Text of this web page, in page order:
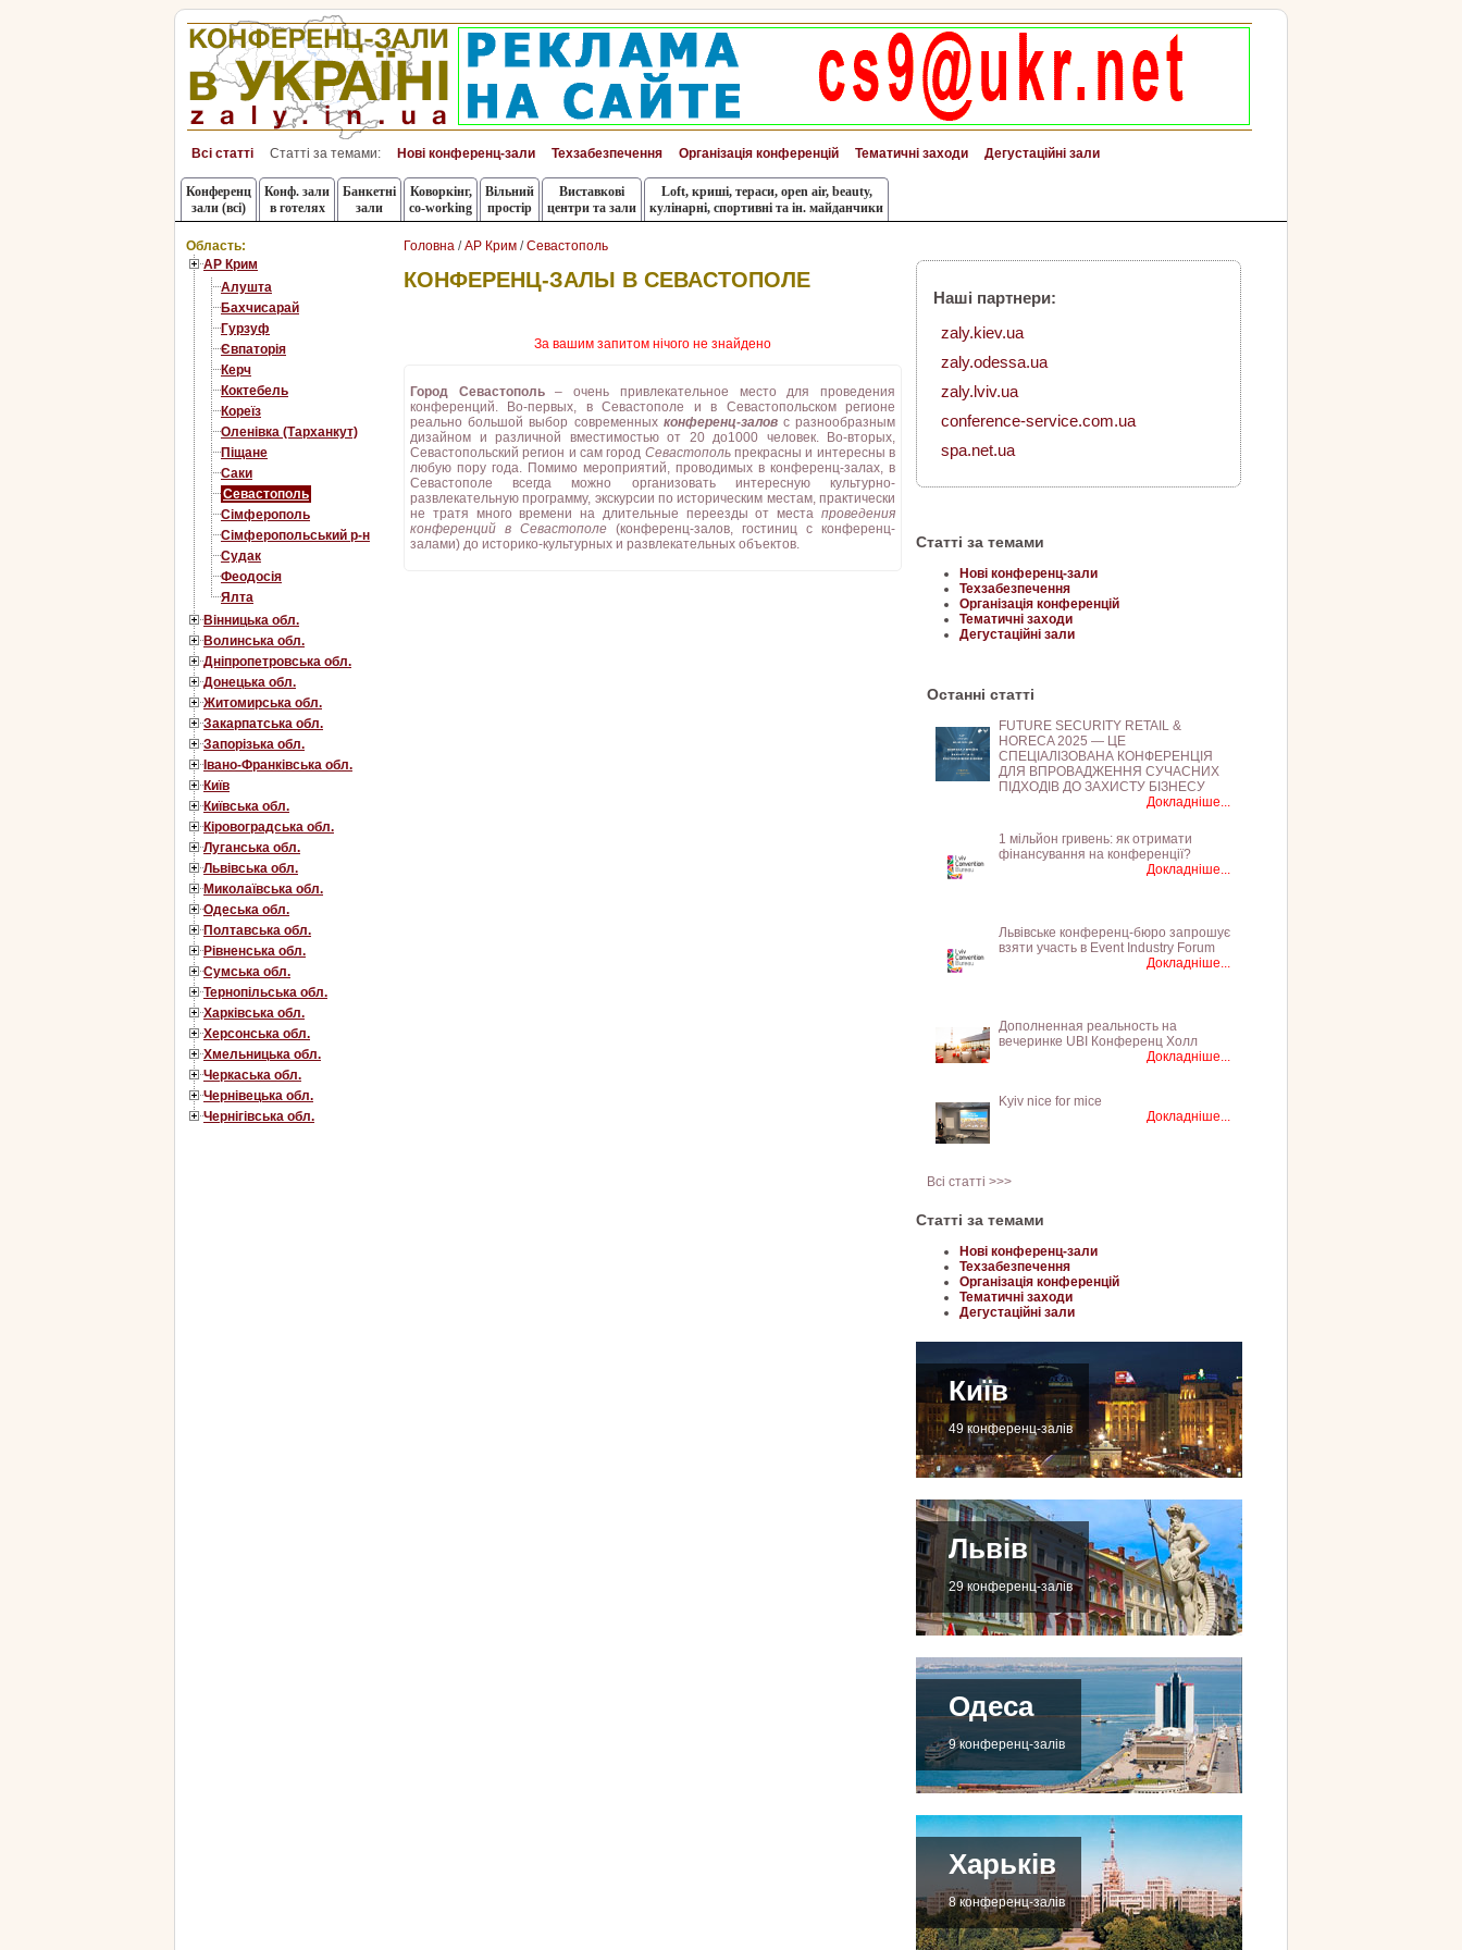
Всі статті Статті за темами: Нові конференц-зали Техзабезпечення Організація конференцій Тематичні заходи Дегустаційні зали
Конференц
зали (всі)
Конф. зали
в готелях
Банкетні
зали
Коворкінг,
co-working
Вільний
простір
Виставкові
центри та зали
Loft, криші, тераси, оpen air, beauty,
кулінарні, спортивні та ін. майданчики
Область:
АР Крим
Алушта
Бахчисарай
Гурзуф
Євпаторія
Керч
Коктебель
Кореїз
Оленівка (Тарханкут)
Піщане
Саки
Севастополь
Сімферополь
Сімферопольський р-н
Судак
Феодосія
Ялта
Вінницька обл.
Волинська обл.
Дніпропетровська обл.
Донецька обл.
Житомирська обл.
Закарпатська обл.
Запорізька обл.
Івано-Франківська обл.
Київ
Київська обл.
Кіровоградська обл.
Луганська обл.
Львівська обл.
Миколаївська обл.
Одеська обл.
Полтавська обл.
Рівненська обл.
Сумська обл.
Тернопільська обл.
Харківська обл.
Херсонська обл.
Хмельницька обл.
Черкаська обл.
Чернівецька обл.
Чернігівська обл.
Головна /АР Крим /Севастополь
КОНФЕРЕНЦ-ЗАЛЫ В СЕВАСТОПОЛЕ
За вашим запитом нічого не знайдено
Город Севастополь– очень привлекательное место для проведения
конференций. Во-первых, в Севастополе и в Севастопольском регионе
реально большой выбор современных конференц-заловс разнообразным
дизайном и различной вместимостью от 20 до1000 человек. Во-вторых,
Севастопольский регион и сам город Севастопольпрекрасны и интересны в
любую пору года. Помимо мероприятий, проводимых в конференц-залах, в
Севастополе всегда можно организовать интересную культурно-
развлекательную программу, экскурсии по историческим местам, практически
не тратя много времени на длительные переезды от места проведения
конференций в Севастополе (конференц-залов, гостиниц с конференц-
залами) до историко-культурных и развлекательных объектов.
Наші партнери:
zaly.kiev.ua
zaly.odessa.ua
zaly.lviv.ua
conference-service.com.ua
spa.net.ua
Статті за темами
Нові конференц-зали
Техзабезпечення
Організація конференцій
Тематичні заходи
Дегустаційні зали
Останні статті
FUTURE SECURITY RETAIL &
HORECA 2025 — ЦЕ
СПЕЦІАЛІЗОВАНА КОНФЕРЕНЦІЯ
ДЛЯ ВПРОВАДЖЕННЯ СУЧАСНИХ
ПІДХОДІВ ДО ЗАХИСТУ БІЗНЕСУ
Докладніше...
1 мільйон гривень: як отримати
фінансування на конференції?
Докладніше...
Львівське конференц-бюро запрошує
взяти участь в Event Industry Forum
Докладніше...
Дополненная реальность на
вечеринке UBI Конференц Холл
Докладніше...
Kyiv nice for mice
Докладніше...
Всі статті >>>
Статті за темами
Нові конференц-зали
Техзабезпечення
Організація конференцій
Тематичні заходи
Дегустаційні зали
Київ
49 конференц-залів
Львів
29 конференц-залів
Одеса
9 конференц-залів
Харьків
8 конференц-залів